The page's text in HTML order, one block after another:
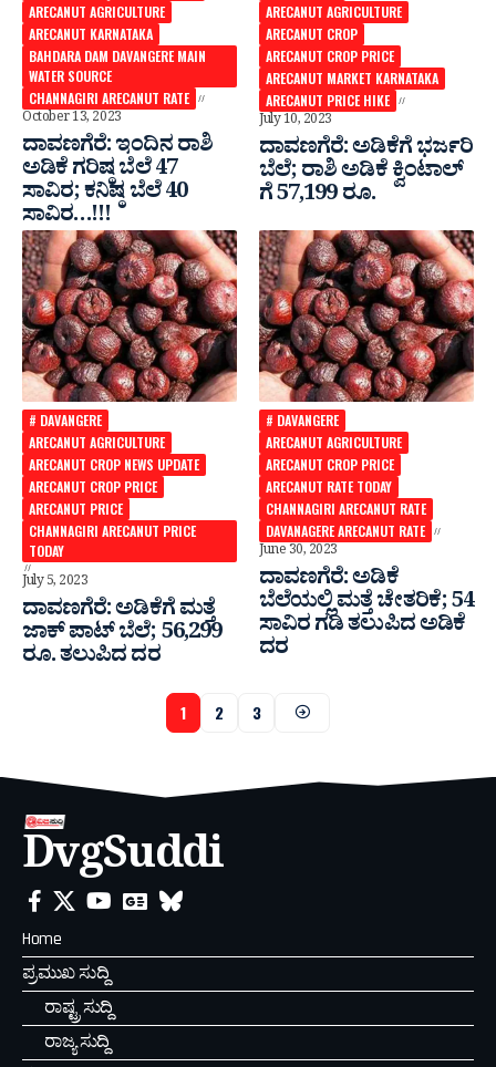
ARECANUT AGRICULTURE
ARECANUT KARNATAKA
BAHDARA DAM DAVANGERE MAIN
WATER SOURCE
CHANNAGIRI ARECANUT RATE
October 13, 2023
ದಾವಣಗೆರೆ: ಇಂದಿನ ರಾಶಿ
ಅಡಿಕೆ ಗರಿಷ್ಠ ಬೆಲೆ 47
ಸಾವಿರ; ಕನಿಷ್ಠ ಬೆಲೆ 40
ಸಾವಿರ…!!!
ARECANUT AGRICULTURE
ARECANUT CROP
ARECANUT CROP PRICE
ARECANUT MARKET KARNATAKA
ARECANUT PRICE HIKE
July 10, 2023
ದಾವಣಗೆರೆ: ಅಡಿಕೆಗೆ ಭರ್ಜರಿ
ಬೆಲೆ; ರಾಶಿ ಅಡಿಕೆ ಕ್ವಿಂಟಾಲ್
ಗೆ 57,199 ರೂ.
# DAVANGERE
ARECANUT AGRICULTURE
ARECANUT CROP NEWS UPDATE
ARECANUT CROP PRICE
ARECANUT PRICE
CHANNAGIRI ARECANUT PRICE
TODAY
July 5, 2023
ದಾವಣಗೆರೆ: ಅಡಿಕೆಗೆ ಮತ್ತೆ
ಜಾಕ್ ಪಾಟ್ ಬೆಲೆ; 56,299
ರೂ. ತಲುಪಿದ ದರ
# DAVANGERE
ARECANUT AGRICULTURE
ARECANUT CROP PRICE
ARECANUT RATE TODAY
CHANNAGIRI ARECANUT RATE
DAVANAGERE ARECANUT RATE
June 30, 2023
ದಾವಣಗೆರೆ: ಅಡಿಕೆ
ಬೆಲೆಯಲ್ಲಿ ಮತ್ತೆ ಚೇತರಿಕೆ; 54
ಸಾವಿರ ಗಡಿ ತಲುಪಿದ ಅಡಿಕೆ
ದರ
1 2 3
DvgSuddi
Home
ಪ್ರಮುಖ ಸುದ್ದಿ
ರಾಷ್ಟ್ರ ಸುದ್ದಿ
ರಾಜ್ಯ ಸುದ್ದಿ